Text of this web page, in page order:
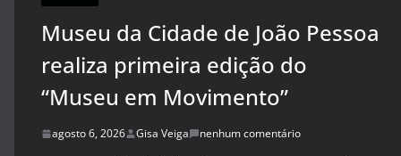
Museu da Cidade de João Pessoa
realiza primeira edição do
“Museu em Movimento”
agosto 6, 2026 Gisa Veiga nenhum comentário